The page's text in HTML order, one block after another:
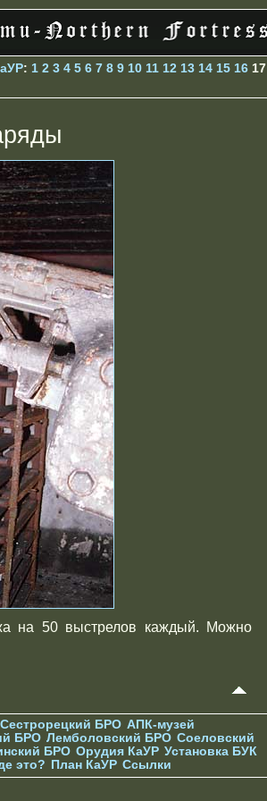
: 1 2 3 4 5 6 7 8 9 10 11 12 13 14 15 16 17
на 50 выстрелов каждый. Можно
Сестрорецкий БРО АПК-музей
БРО Лемболовский БРО Соеловский
БРО Орудия КаУР Установка БУК
это? План КаУР Ссылки